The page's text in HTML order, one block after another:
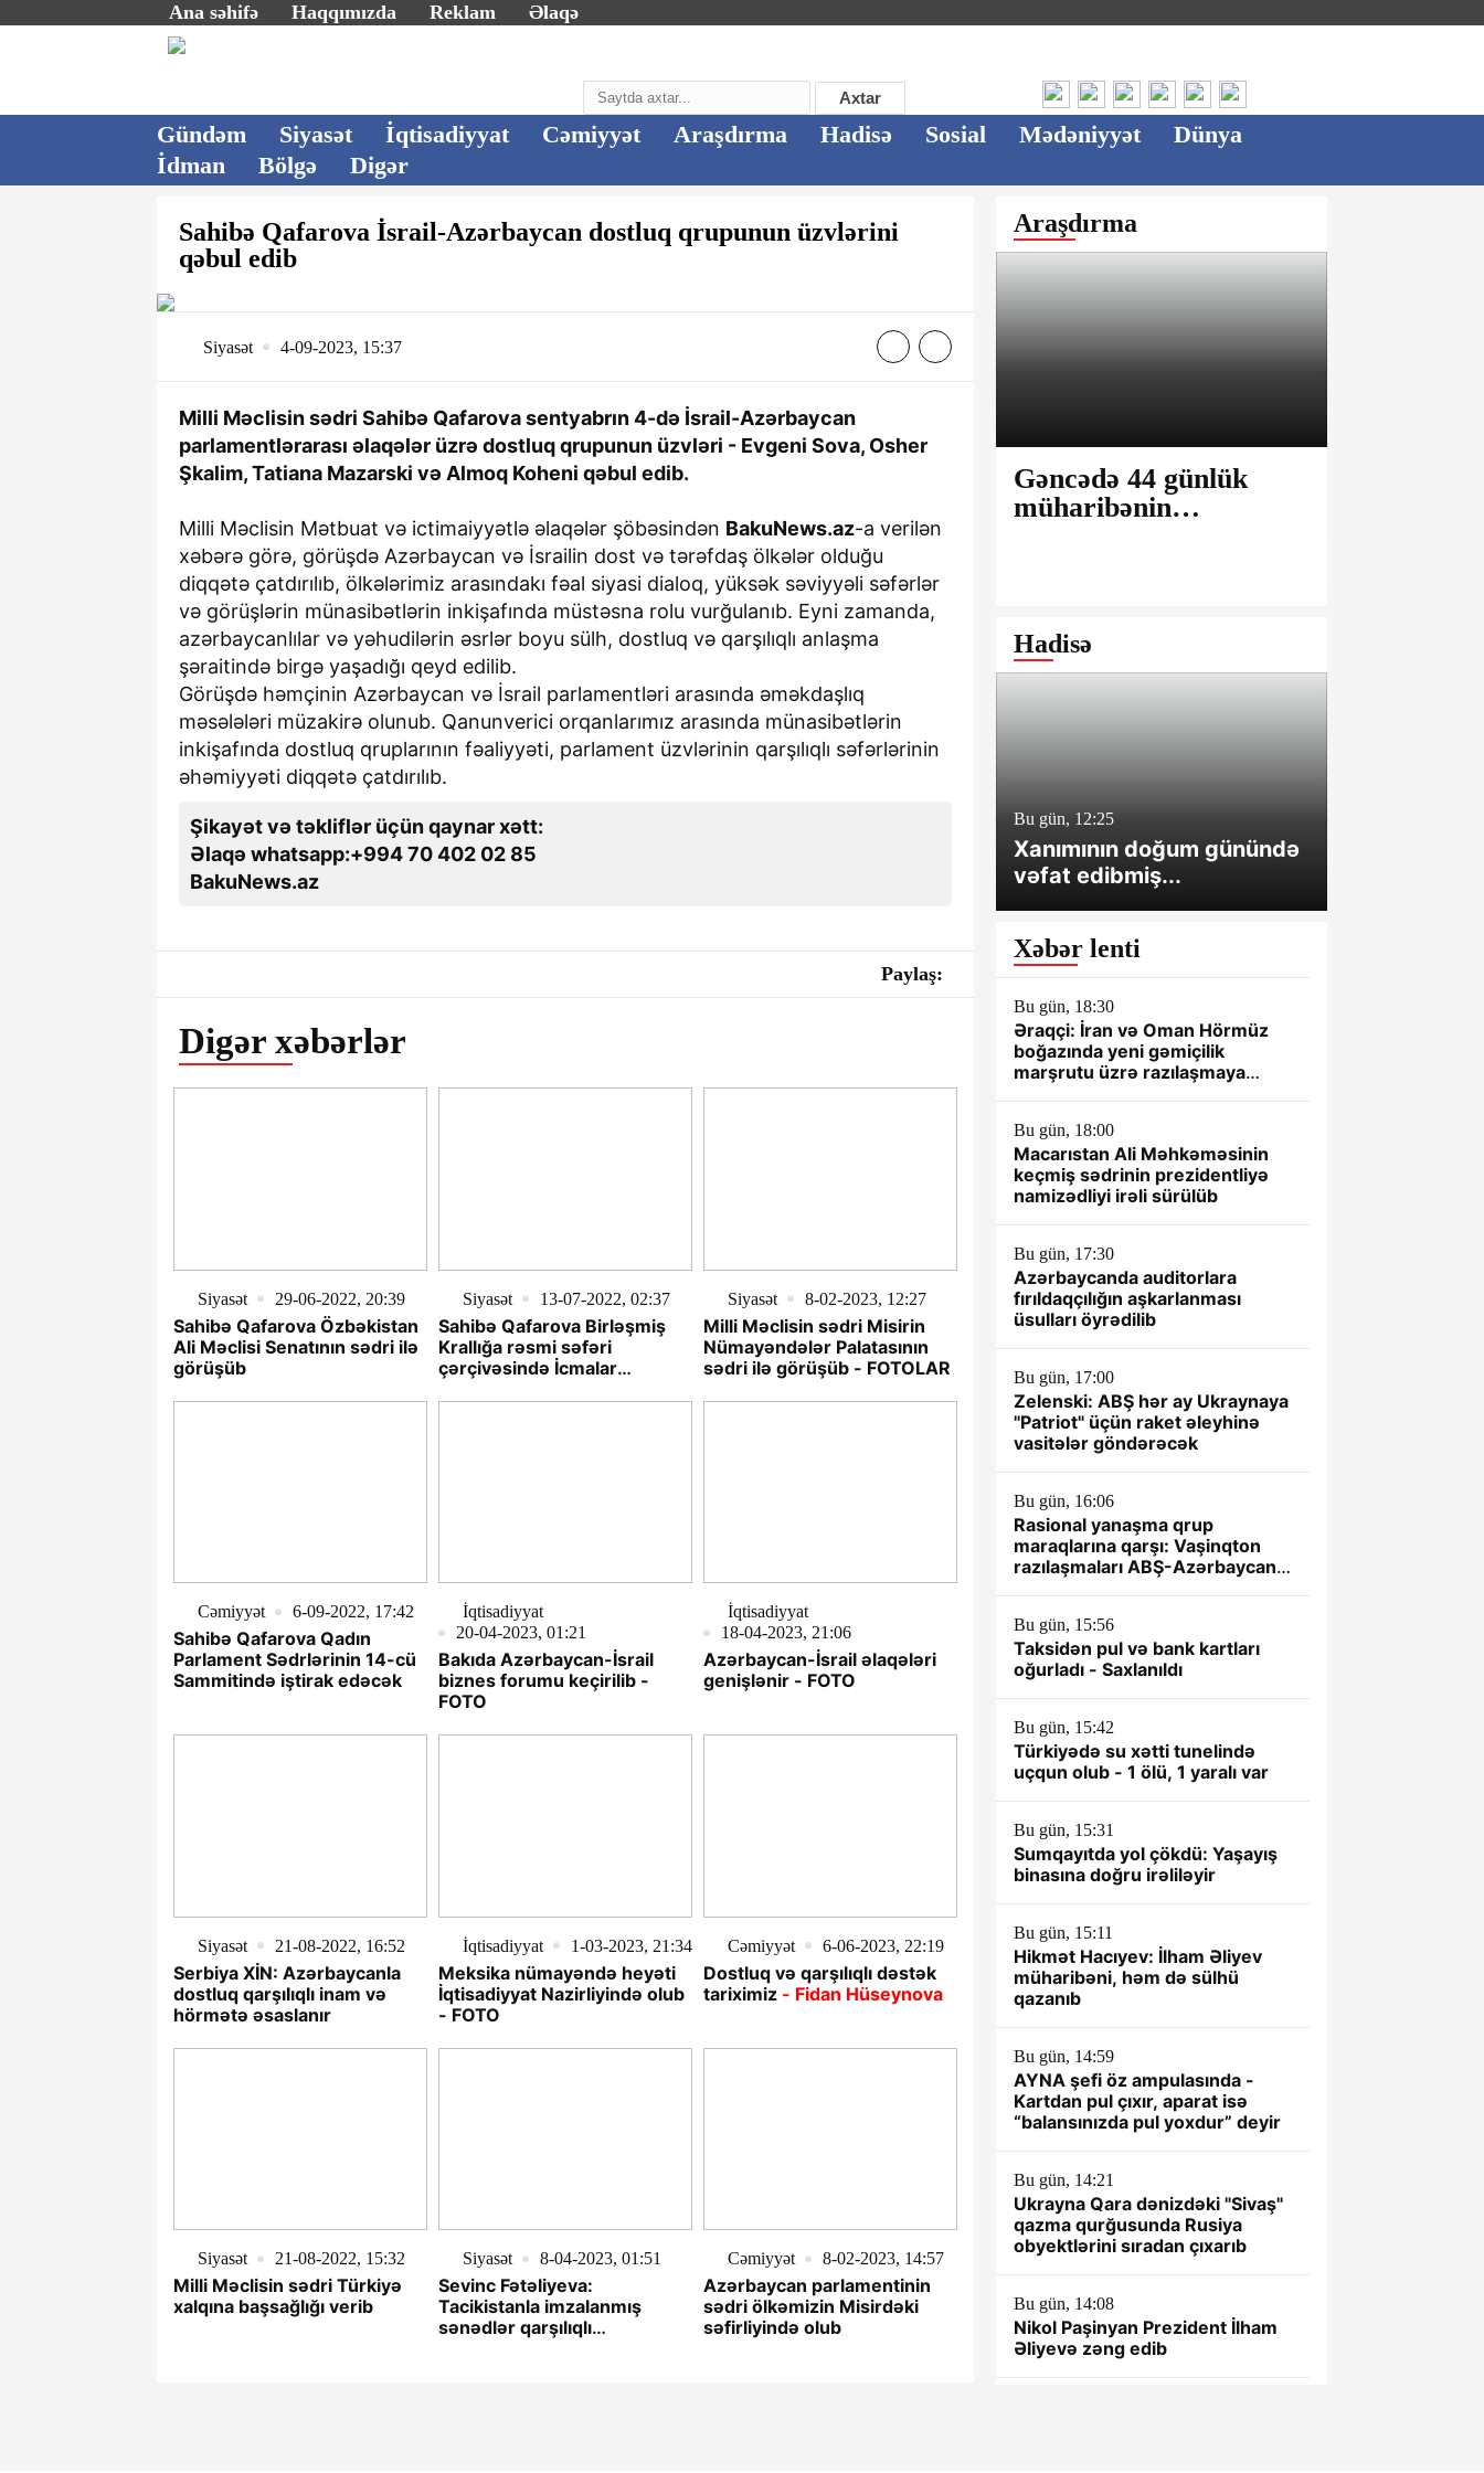
Ana səhifə Haqqımızda Reklam Əlaqə
Axtar
Gündəm Siyasət İqtisadiyyat Cəmiyyət Araşdırma Hadisə Sosial Mədəniyyət
Dünya
İdman
Bölgə Digər
Sahibə Qafarova İsrail-Azərbaycan dostluq qrupunun üzvlərini
qəbul edib
Siyasət 4-09-2023, 15:37
Milli Məclisin sədri Sahibə Qafarova sentyabrın 4-də İsrail-Azərbaycan
parlamentlərarası əlaqələr üzrə dostluq qrupunun üzvləri - Evgeni Sova, Osher
Şkalim, Tatiana Mazarski və Almoq Koheni qəbul edib.
Milli Məclisin Mətbuat və ictimaiyyətlə əlaqələr şöbəsindən BakuNews.az-a verilən
xəbərə görə, görüşdə Azərbaycan və İsrailin dost və tərəfdaş ölkələr olduğu
diqqətə çatdırılıb, ölkələrimiz arasındakı fəal siyasi dialoq, yüksək səviyyəli səfərlər
və görüşlərin münasibətlərin inkişafında müstəsna rolu vurğulanıb. Eyni zamanda,
azərbaycanlılar və yəhudilərin əsrlər boyu sülh, dostluq və qarşılıqlı anlaşma
şəraitində birgə yaşadığı qeyd edilib.
Görüşdə həmçinin Azərbaycan və İsrail parlamentləri arasında əməkdaşlıq
məsələləri müzakirə olunub. Qanunverici orqanlarımız arasında münasibətlərin
inkişafında dostluq qruplarının fəaliyyəti, parlament üzvlərinin qarşılıqlı səfərlərinin
əhəmiyyəti diqqətə çatdırılıb.
Şikayət və təkliflər üçün qaynar xətt:
Əlaqə whatsapp:+994 70 402 02 85
BakuNews.az
Paylaş:
Digər xəbərlər
Siyasət 29-06-2022, 20:39
Sahibə Qafarova Özbəkistan
Ali Məclisi Senatının sədri ilə
görüşüb
Siyasət 13-07-2022, 02:37
Sahibə Qafarova Birləşmiş
Krallığa rəsmi səfəri
çərçivəsində İcmalar
- FOTO
Siyasət 8-02-2023, 12:27
Milli Məclisin sədri Misirin
Nümayəndələr Palatasının
sədri ilə görüşüb - FOTOLAR
Cəmiyyət 6-09-2022, 17:42
Sahibə Qafarova Qadın
Parlament Sədrlərinin 14-cü
Sammitində iştirak edəcək
İqtisadiyyat
20-04-2023, 01:21
Bakıda Azərbaycan-İsrail
biznes forumu keçirilib -
FOTO
İqtisadiyyat
18-04-2023, 21:06
Azərbaycan-İsrail əlaqələri
genişlənir - FOTO
Siyasət 21-08-2022, 16:52
Serbiya XİN: Azərbaycanla
dostluq qarşılıqlı inam və
hörmətə əsaslanır
İqtisadiyyat 1-03-2023, 21:34
Meksika nümayəndə heyəti
İqtisadiyyat Nazirliyində olub
- FOTO
Cəmiyyət 6-06-2023, 22:19
Dostluq və qarşılıqlı dəstək
tariximiz - Fidan Hüseynova
Siyasət 21-08-2022, 15:32
Milli Məclisin sədri Türkiyə
xalqına başsağlığı verib
Siyasət 8-04-2023, 01:51
Sevinc Fətəliyeva:
Tacikistanla imzalanmış
sənədlər qarşılıqlı
Cəmiyyət 8-02-2023, 14:57
Azərbaycan parlamentinin
sədri ölkəmizin Misirdəki
səfirliyində olub
Araşdırma
Gəncədə 44 günlük
müharibənin
Arxitektura Komitəsi -
SAKİNLƏRDƏN
Hadisə
Bu gün, 12:25
Xanımının doğum günündə
vəfat edibmiş...
Xəbər lenti
Bu gün, 18:30
Əraqçi: İran və Oman Hörmüz
boğazında yeni gəmiçilik
marşrutu üzrə razılaşmaya
Bu gün, 18:00
Macarıstan Ali Məhkəməsinin
keçmiş sədrinin prezidentliyə
namizədliyi irəli sürülüb
Bu gün, 17:30
Azərbaycanda auditorlara
fırıldaqçılığın aşkarlanması
üsulları öyrədilib
Bu gün, 17:00
Zelenski: ABŞ hər ay Ukraynaya
"Patriot" üçün raket əleyhinə
vasitələr göndərəcək
Bu gün, 16:06
Rasional yanaşma qrup
maraqlarına qarşı: Vaşinqton
razılaşmaları ABŞ-Azərbaycan
Bu gün, 15:56
Taksidən pul və bank kartları
oğurladı - Saxlanıldı
Bu gün, 15:42
Türkiyədə su xətti tunelində
uçqun olub - 1 ölü, 1 yaralı var
Bu gün, 15:31
Sumqayıtda yol çökdü: Yaşayış
binasına doğru irəliləyir
Bu gün, 15:11
Hikmət Hacıyev: İlham Əliyev
müharibəni, həm də sülhü
qazanıb
Bu gün, 14:59
AYNA şefi öz ampulasında -
Kartdan pul çıxır, aparat isə
“balansınızda pul yoxdur” deyir
Bu gün, 14:21
Ukrayna Qara dənizdəki "Sivaş"
qazma qurğusunda Rusiya
obyektlərini sıradan çıxarıb
Bu gün, 14:08
Nikol Paşinyan Prezident İlham
Əliyevə zəng edib